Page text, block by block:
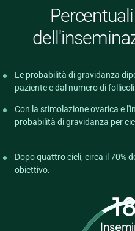
Le probabilità di gravidanza
paziente e dal numero di
Con la stimolazione ovarica e
probabilità di gravidanza per
Dopo quattro cicli, circa il 70%
obiettivo.